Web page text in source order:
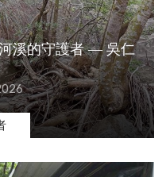
溪的守護者 ― 吳仁